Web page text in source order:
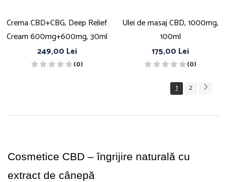
Crema CBD+CBG, Deep Relief
Cream 600mg+600mg, 30ml
249,00 Lei
(0)
Ulei de masaj CBD, 1000mg,
100ml
175,00 Lei
(0)
1 2
Cosmetice CBD – îngrijire naturală cu
extract de cânepă